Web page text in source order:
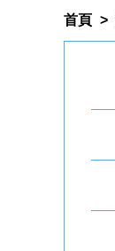
首頁 >